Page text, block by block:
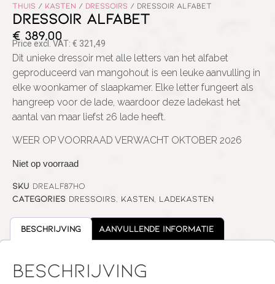
Thuis / Kasten / Dressoirs / DRESSOIR ALFABET
DRESSOIR ALFABET
€ 389,00
Price excl. VAT: € 321,49
Dit unieke dressoir met alle letters van het alfabet
geproduceerd van mangohout is een leuke aanvulling in
elke woonkamer of slaapkamer. Elke letter fungeert als
hangreep voor de lade, waardoor deze ladekast het
aantal van maar liefst 26 lade heeft.
WEER OP VOORRAAD VERWACHT OKTOBER 2026
Niet op voorraad
SKU DREALF87HO
Categories Dressoirs Kasten Ladekasten
Beschrijving Aanvullende informatie
Beschrijving